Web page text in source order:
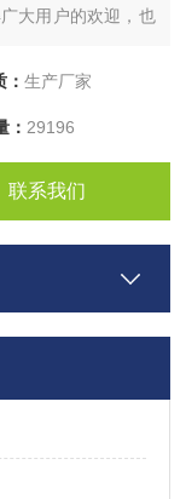
大用户的欢迎，也
生产厂家
29196
联系我们